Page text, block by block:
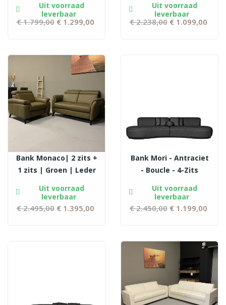
Uit voorraad
leverbaar
Normale
€ 1.799,00 € 1.299,00
Uit voorraad
leverbaar
Normale
€ 2.238,00 € 1.099,00
Bank Monaco| 2 zits +
1 zits | Groen | Leder
Uit voorraad
leverbaar
Normale
€ 2.495,00 € 1.395,00
Bank Mori - Antraciet
- Boucle - 4-Zits
Uit voorraad
leverbaar
Normale
€ 2.450,00 € 1.199,00